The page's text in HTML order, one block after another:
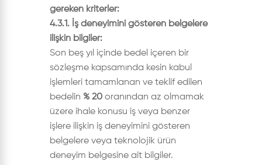
gereken kriterler:
4.3.1. İş deneyimini gösteren belgelere
ilişkin bilgiler:
Son beş yıl içinde bedel içeren bir
sözleşme kapsamında kesin kabul
işlemleri tamamlanan ve teklif edilen
bedelin % 20 oranından az olmamak
üzere ihale konusu iş veya benzer
işlere ilişkin iş deneyimini gösteren
belgelere veya teknolojik ürün
deneyim belgesine ait bilgiler.